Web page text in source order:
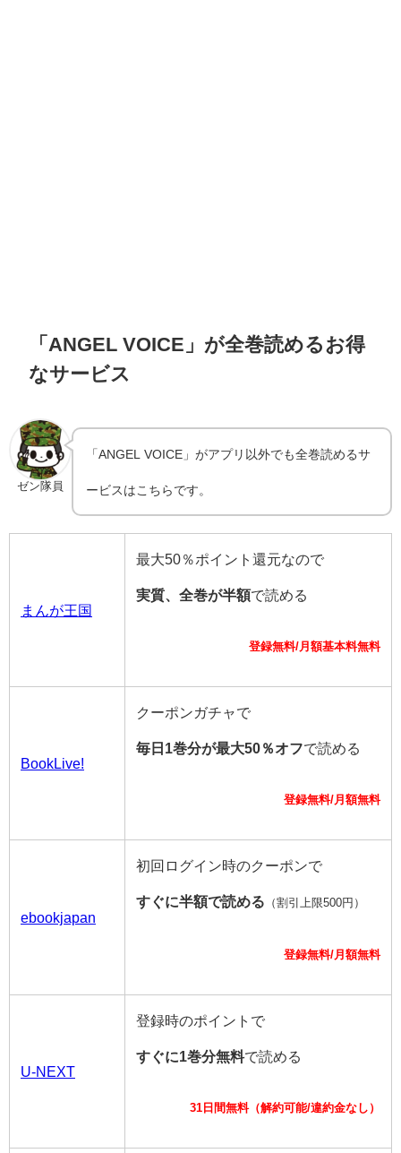
「ANGEL VOICE」が全巻読めるお得
なサービス
ゼン隊員
「ANGEL VOICE」がアプリ以外でも全巻読めるサ
ービスはこちらです。
まんが王国
最大50％ポイント還元なので
実質、全巻が半額で読める
登録無料/月額基本料無料
BookLive!
クーポンガチャで
毎日1巻分が最大50％オフで読める
登録無料/月額無料
ebookjapan
初回ログイン時のクーポンで
すぐに半額で読める （割引上限500円）
登録無料/月額無料
U-NEXT
登録時のポイントで
すぐに1巻分無料で読める
31日間無料（解約可能/違約金なし）